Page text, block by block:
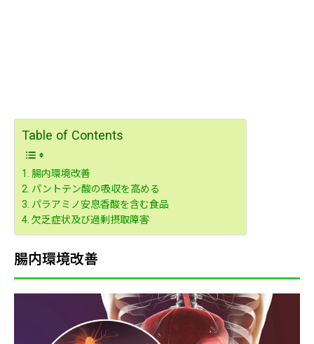
Table of Contents
腸内環境改善
パントテン酸の吸収を高める
パラアミノ安息香酸を含む食品
欠乏症状及び過剰摂取障害
腸内環境改善